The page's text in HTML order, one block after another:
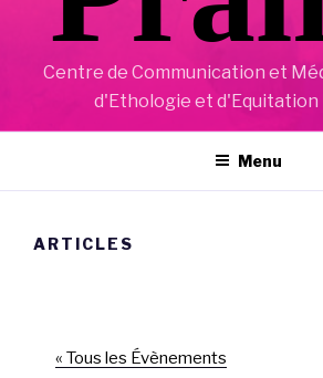
Centre de Communication et
d'Ethologie et
Menu
ARTICLES
« Tous les Évènements